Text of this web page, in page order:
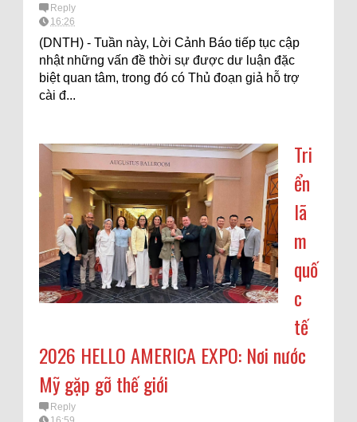
Reply
16:26
(DNTH) - Tuần này, Lời Cảnh Báo tiếp tục cập
nhật những vấn đề thời sự được dư luận đặc
biệt quan tâm, trong đó có Thủ đoạn giả hỗ trợ
cài đ...
Tri
ển
lã
m
quố
c
tế
2026 HELLO AMERICA EXPO: Nơi nước
Mỹ gặp gỡ thế giới
Reply